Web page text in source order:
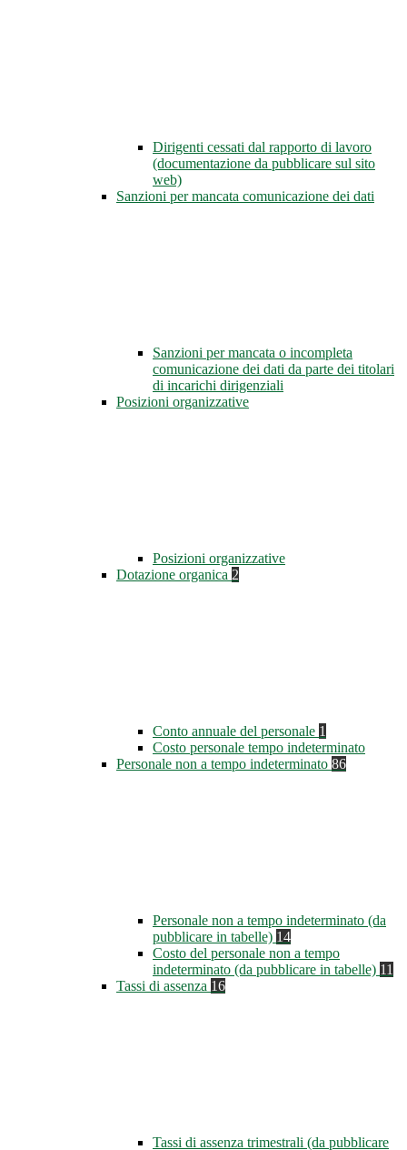
Dirigenti cessati dal rapporto di lavoro
(documentazione da pubblicare sul sito
web)
Sanzioni per mancata comunicazione dei dati
Sanzioni per mancata o incompleta
comunicazione dei dati da parte dei titolari
di incarichi dirigenziali
Posizioni organizzative
Posizioni organizzative
Dotazione organica 2
Conto annuale del personale 1
Costo personale tempo indeterminato
Personale non a tempo indeterminato 86
Personale non a tempo indeterminato (da
pubblicare in tabelle) 14
Costo del personale non a tempo
indeterminato (da pubblicare in tabelle) 11
Tassi di assenza 16
Tassi di assenza trimestrali (da pubblicare